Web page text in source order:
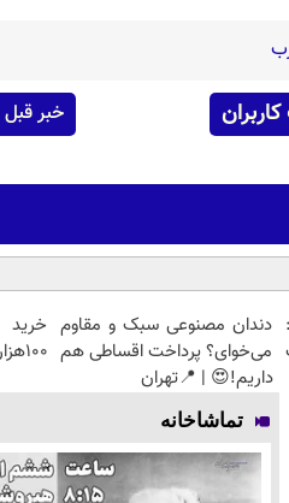
خبر قبل
دندان مصنوعی سبک و مقاوم
می‌خوای؟ پرداخت اقساطی هم
داریم!😍 | 📍تهران
۱۰۰هزارتومان
تماشاخانه